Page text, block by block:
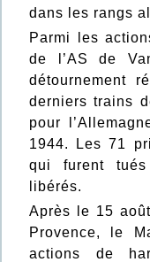
dans les rangs
Parmi les
de l’AS de
détournement
derniers trains
pour
1944. Les 71
qui furent
libérés.
Après le 15
Provence, le
actions de